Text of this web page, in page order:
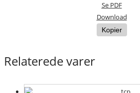
Se PDF
Download
Kopier
Relaterede varer